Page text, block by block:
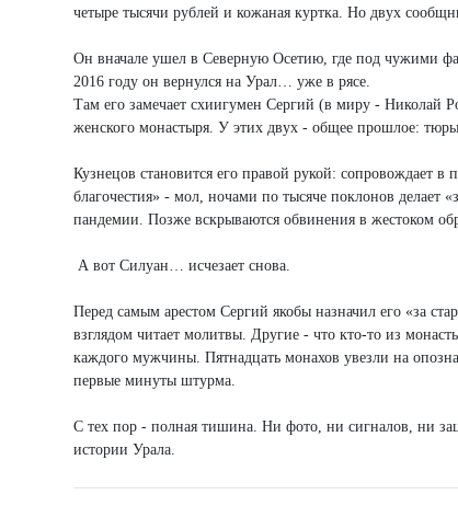
четыре тысячи рублей и кожаная куртка. Но двух
Он вначале ушел в Северную Осетию, где под чужими
2016 году он вернулся на Урал… уже в рясе.
Там его замечает схиигумен Сергий (в миру - Николай
женского монастыря. У этих двух - общее прошлое:
Кузнецов становится его правой рукой: сопровождает
благочестия» - мол, ночами по тысяче поклонов делает
пандемии. Позже вскрываются обвинения в жестоком
А вот Силуан… исчезает снова.
Перед самым арестом Сергий якобы назначил его «за
взглядом читает молитвы. Другие - что кто-то из
каждого мужчины. Пятнадцать монахов увезли на
первые минуты штурма.
С тех пор - полная тишина. Ни фото, ни сигналов, ни
истории Урала.